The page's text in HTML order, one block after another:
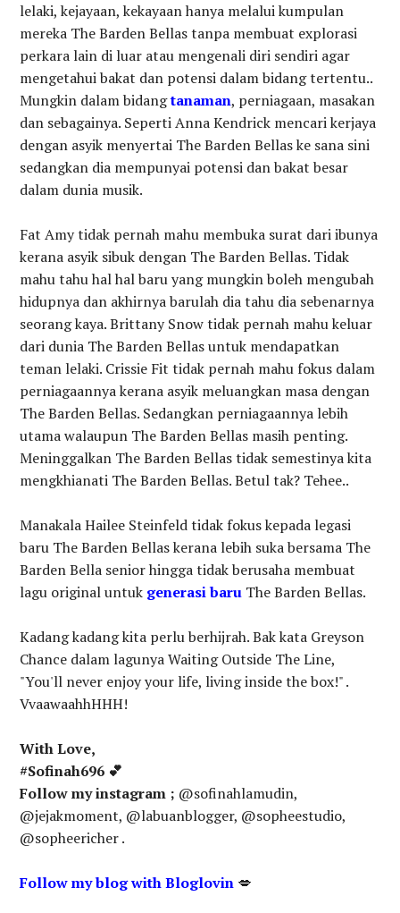
lelaki, kejayaan, kekayaan hanya melalui kumpulan
mereka The Barden Bellas tanpa membuat explorasi
perkara lain di luar atau mengenali diri sendiri agar
mengetahui bakat dan potensi dalam bidang tertentu..
Mungkin dalam bidangtanaman, perniagaan, masakan
dan sebagainya. Seperti Anna Kendrick mencari kerjaya
dengan asyik menyertai The Barden Bellas ke sana sini
sedangkan dia mempunyai potensi dan bakat besar
dalam dunia musik.
Fat Amy tidak pernah mahu membuka surat dari ibunya
kerana asyik sibuk dengan The Barden Bellas. Tidak
mahu tahu hal hal baru yang mungkin boleh mengubah
hidupnya dan akhirnya barulah dia tahu dia sebenarnya
seorang kaya. Brittany Snow tidak pernah mahu keluar
dari dunia The Barden Bellas untuk mendapatkan
teman lelaki. Crissie Fit tidak pernah mahu fokus dalam
perniagaannya kerana asyik meluangkan masa dengan
The Barden Bellas. Sedangkan perniagaannya lebih
utama walaupun The Barden Bellas masih penting.
Meninggalkan The Barden Bellas tidak semestinya kita
mengkhianati The Barden Bellas. Betul tak? Tehee..
Manakala Hailee Steinfeld tidak fokus kepada legasi
baru The Barden Bellas kerana lebih suka bersama The
Barden Bella senior hingga tidak berusaha membuat
lagu original untuk generasi baru The Barden Bellas.
Kadang kadang kita perlu berhijrah. Bak kata Greyson
Chance dalam lagunya Waiting Outside The Line,
"You'll never enjoy your life, living inside the box!" .
VvaawaahhHHH!
With Love,
#Sofinah696 💕
Follow my instagram ; @sofinahlamudin,
@jejakmoment, @labuanblogger, @sopheestudio,
@sopheericher .
Follow my blog with Bloglovin 💋